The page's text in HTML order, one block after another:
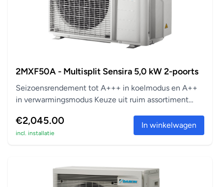
2MXF50A - Multisplit Sensira 5,0 kW 2-poorts
Seizoensrendement tot A+++ in koelmodus en A++
in verwarmingsmodus Keuze uit ruim assortiment
€2,045.00
incl. installatie
In winkelwagen